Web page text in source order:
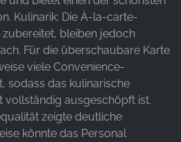
Kulinarik: Die À-la-carte-
zubereitet, bleiben jedoch
Für die überschaubare Karte
viele Convenience-
sodass das kulinarische
vollständig ausgeschöpft ist.
zeigte deutliche
könnte das Personal